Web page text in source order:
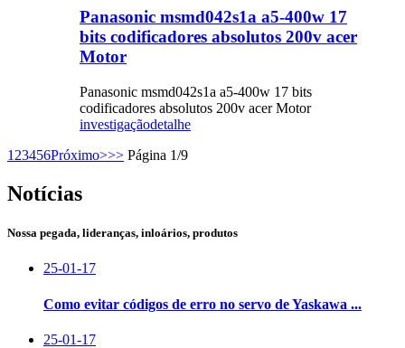
Panasonic msmd042s1a a5-400w 17
bits codificadores absolutos 200v acer
Motor
Panasonic msmd042s1a a5-400w 17 bits
codificadores absolutos 200v acer Motor
investigaçãodetalhe
1 23456Próximo>>> Página 1/9
Notícias
Nossa pegada, lideranças, inloários, produtos
25-01-17
Como evitar códigos de erro no servo de Yaskawa ...
25-01-17